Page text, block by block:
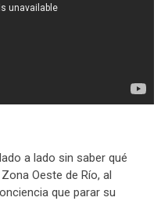
a lado sin saber qué
Oeste de Río, al
que parar su